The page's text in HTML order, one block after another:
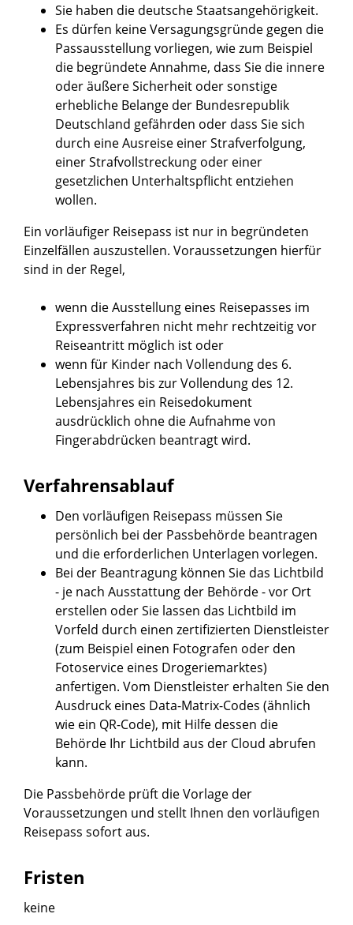
Sie haben die deutsche Staatsangehörigkeit.
Es dürfen keine Versagungsgründe gegen die
Passausstellung vorliegen, wie zum Beispiel
die begründete Annahme, dass Sie die innere
oder äußere Sicherheit oder sonstige
erhebliche Belange der Bundesrepublik
Deutschland gefährden oder dass Sie sich
durch eine Ausreise einer Strafverfolgung,
einer Strafvollstreckung oder einer
gesetzlichen Unterhaltspflicht entziehen
wollen.
Ein vorläufiger Reisepass ist nur in begründeten
Einzelfällen auszustellen. Voraussetzungen hierfür
sind in der Regel,
wenn die Ausstellung eines Reisepasses im
Expressverfahren nicht mehr rechtzeitig vor
Reiseantritt möglich ist oder
wenn für Kinder nach Vollendung des 6.
Lebensjahres bis zur Vollendung des 12.
Lebensjahres ein Reisedokument
ausdrücklich ohne die Aufnahme von
Fingerabdrücken beantragt wird.
Verfahrensablauf
Den vorläufigen Reisepass müssen Sie
persönlich bei der Passbehörde beantragen
und die erforderlichen Unterlagen vorlegen.
Bei der Beantragung können Sie das Lichtbild
- je nach Ausstattung der Behörde - vor Ort
erstellen oder Sie lassen das Lichtbild im
Vorfeld durch einen zertifizierten Dienstleister
(zum Beispiel einen Fotografen oder den
Fotoservice eines Drogeriemarktes)
anfertigen. Vom Dienstleister erhalten Sie den
Ausdruck eines Data-Matrix-Codes (ähnlich
wie ein QR-Code), mit Hilfe dessen die
Behörde Ihr Lichtbild aus der Cloud abrufen
kann.
Die Passbehörde prüft die Vorlage der
Voraussetzungen und stellt Ihnen den vorläufigen
Reisepass sofort aus.
Fristen
keine